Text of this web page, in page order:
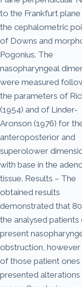
to the Frankfurt plane
the cephalometric
of Downs and
Pogonius. The
nasopharyngeal
were measured
the parameters of
(1954) and of Linder-
Aronson (1976) for
anteroposterior and
superolower
with base in the
tissue. Results – The
obtained results
demonstrated that
the analysed patients
present
obstruction, however
of those patient ones
presented alterations